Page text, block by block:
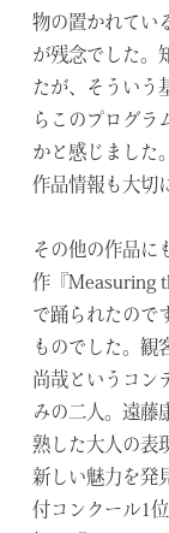
物の置かれてい
が残念でした。
たが、そういう
らこのプログラ
かと感じました
作品情報も大切
その他の作品に
作『Measuring
で踊られたので
ものでした。観
尚哉というコン
みの二人。遠藤
熟した大人の表
新しい魅力を発
付コンクール1